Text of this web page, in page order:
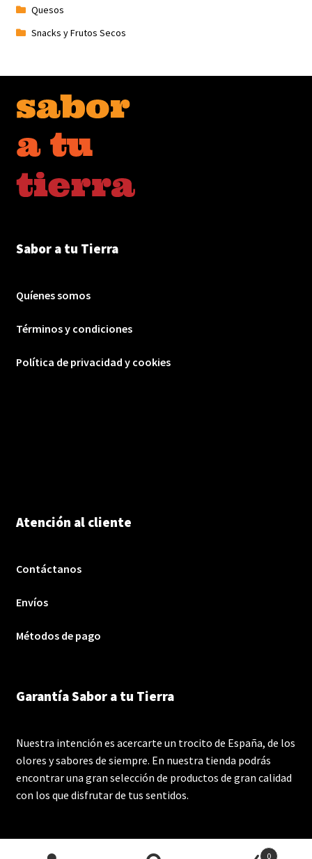
Quesos
Snacks y Frutos Secos
Sabor a tu Tierra
Quíenes somos
Términos y condiciones
Política de privacidad y cookies
Atención al cliente
Contáctanos
Envíos
Métodos de pago
Garantía Sabor a tu Tierra
Nuestra intención es acercarte un trocito de España, de los
olores y sabores de siempre. En nuestra tienda podrás
encontrar una gran selección de productos de gran calidad
con los que disfrutar de tus sentidos.
0